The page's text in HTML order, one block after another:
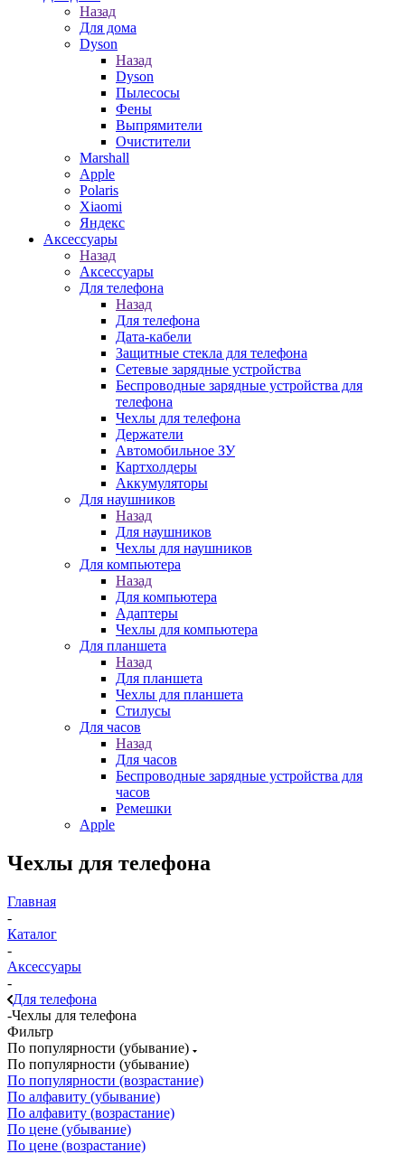
Назад
Для дома
Dyson
Назад
Dyson
Пылесосы
Фены
Выпрямители
Очистители
Marshall
Apple
Polaris
Xiaomi
Яндекс
Аксессуары
Назад
Аксессуары
Для телефона
Назад
Для телефона
Дата-кабели
Защитные стекла для телефона
Сетевые зарядные устройства
Беспроводные зарядные устройства для
телефона
Чехлы для телефона
Держатели
Автомобильное ЗУ
Картхолдеры
Аккумуляторы
Для наушников
Назад
Для наушников
Чехлы для наушников
Для компьютера
Назад
Для компьютера
Адаптеры
Чехлы для компьютера
Для планшета
Назад
Для планшета
Чехлы для планшета
Стилусы
Для часов
Назад
Для часов
Беспроводные зарядные устройства для
часов
Ремешки
Apple
Чехлы для телефона
Главная
-
Каталог
-
Аксессуары
-
Для телефона
-Чехлы для телефона
Фильтр
По популярности (убывание)
По популярности (убывание)
По популярности (возрастание)
По алфавиту (убывание)
По алфавиту (возрастание)
По цене (убывание)
По цене (возрастание)